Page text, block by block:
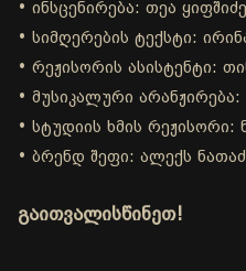
• ინსცენირება: თეა ყიფშიძე
• სიმღერების ტექსტი:
• რეჟისორის ასისტენტი:
• მუსიკალური არანჟირება:
• სტუდიის ხმის რეჟისორი:
• ბრენდ შეფი: ალექს
გაითვალისწინეთ!